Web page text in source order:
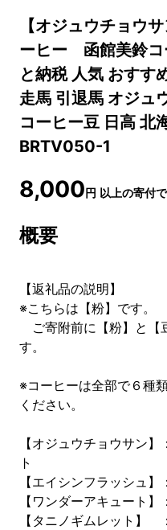
【オジュウチョウ
ーヒー 函館美鈴コ
と納税 人気 おすす
走馬 引退馬 オジュ
コーヒー豆 日高 北
BRTV050-1
8,000円 以上の寄付
概要
【返礼品の説明】
※こちらは【粉】です。
ご寄附前に【粉】と【
す。
※コーヒーは全部で６種
ください。
【オジュウチョウサン
ト
【エイシンフラッシュ】
【ワンダーアキュート
【タニノギムレット】